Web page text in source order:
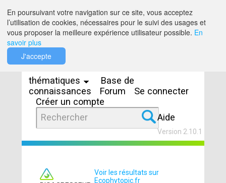
thématiques
Base de
connaissances
Forum
Se connecter
Créer un compte
Aide
Version 2.10.1
Voir les résultats sur
Ecophytopic.fr
En poursuivant votre navigation sur ce site, vous acceptez
l’utilisation de cookies, nécessaires pour le suivi des usages et
vous proposer la meilleure expérience utilisateur possible. En
savoir plus
J'accepte